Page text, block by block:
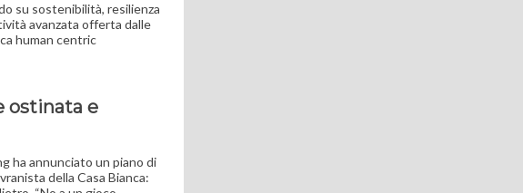
su sostenibilità, resilienza
avanzata offerta dalle
human centric
ostinata e
ha annunciato un piano di
della Casa Bianca: